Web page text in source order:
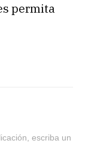
permita
escriba un